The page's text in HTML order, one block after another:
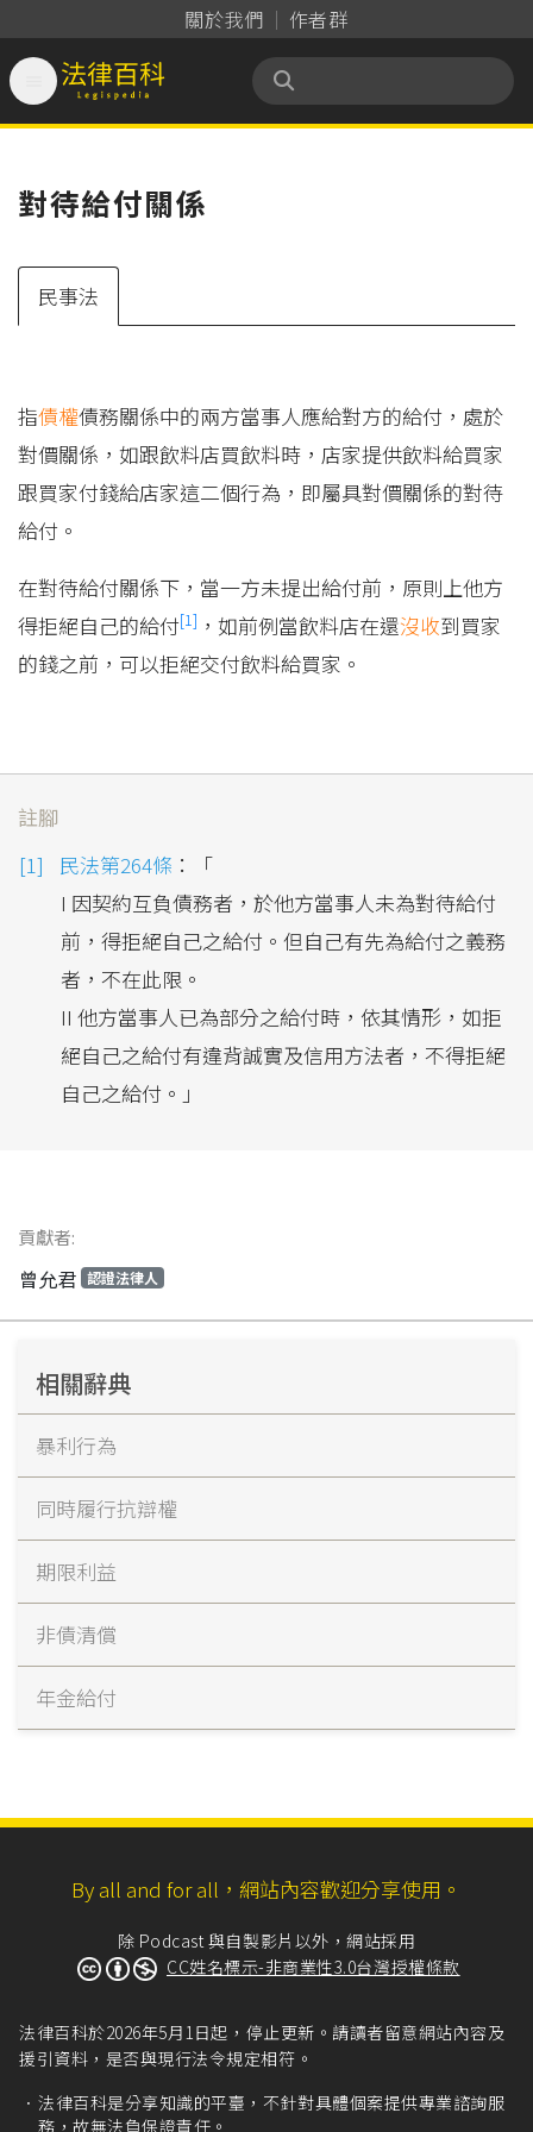
關於我們 作者群
法律百科 Legispedia
對待給付關係
民事法
指債權債務關係中的兩方當事人應給對方的給付，處於
對價關係，如跟飲料店買飲料時，店家提供飲料給買家
跟買家付錢給店家這二個行為，即屬具對價關係的對待
給付。
在對待給付關係下，當一方未提出給付前，原則上他方
得拒絕自己的給付[1] ，如前例當飲料店在還沒收到買家
的錢之前，可以拒絕交付飲料給買家。
註腳
民法第264條 ：「
I 因契約互負債務者，於他方當事人未為對待給付
前，得拒絕自己之給付。但自己有先為給付之義務
者，不在此限。
II 他方當事人已為部分之給付時，依其情形，如拒
絕自己之給付有違背誠實及信用方法者，不得拒絕
自己之給付。」
貢獻者:
曾允君 認證法律人
相關辭典
暴利行為
同時履行抗辯權
期限利益
非債清償
年金給付
By all and for all，網站內容歡迎分享使用。
除 Podcast 與自製影片以外，網站採用
CC姓名標示-非商業性3.0台灣授權條款
法律百科於2026年5月1日起，停止更新。請讀者留意網站內容及
援引資料，是否與現行法令規定相符。
法律百科是分享知識的平臺，不針對具體個案提供專業諮詢服
務，故無法負保證責任。